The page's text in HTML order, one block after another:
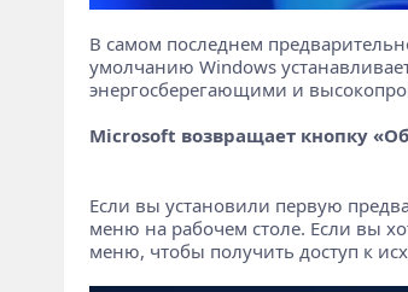
В самом последнем
умолчанию Windows
энергосберегающими и
Microsoft возвращает кнопку
Если вы установили первую
меню на рабочем столе. Если вы
меню, чтобы получить доступ к